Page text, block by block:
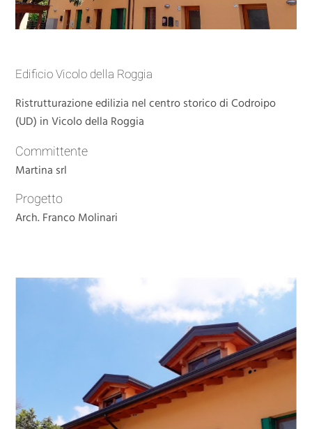
Edificio Vicolo della Roggia
Ristrutturazione edilizia nel centro storico di Codroipo
(UD) in Vicolo della Roggia
Committente
Martina srl
Progetto
Arch. Franco Molinari
Previous